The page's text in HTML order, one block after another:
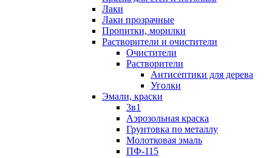
Лаки
Лаки прозрачные
Пропитки, морилки
Растворители и очистители
Очистители
Растворители
Антисептики для дерева
Уголки
Эмали, краски
3в1
Аэрозольная краска
Грунтовка по металлу
Молотковая эмаль
ПФ-115